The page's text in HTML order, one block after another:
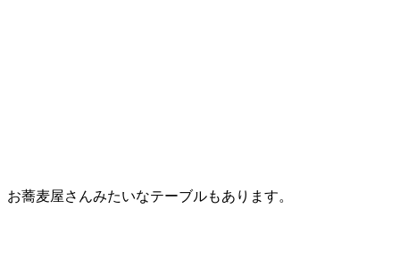
お蕎麦屋さんみたいなテーブルもあります。